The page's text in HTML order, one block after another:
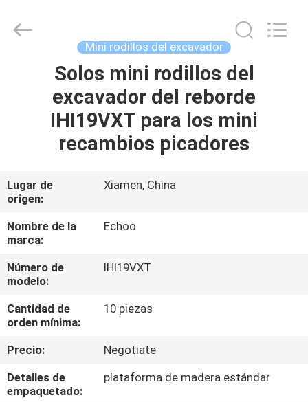
HOGAR
PRODUCTOS
NOSOTROS
VIAJE
DE
LA
FÁBRICA
CONTROL
CALIDAD
Corporation.
Mini rodillos del excavador
Solos mini rodillos del
excavador del reborde
IHI19VXT para los mini
recambios picadores
Lugar de
origen:
Xiamen, China
Nombre de la
marca:
Echoo
Número de
modelo:
IHI19VXT
Cantidad de
orden mínima:
10 piezas
Precio:
Negotiate
Detalles de
empaquetado:
plataforma de madera estándar